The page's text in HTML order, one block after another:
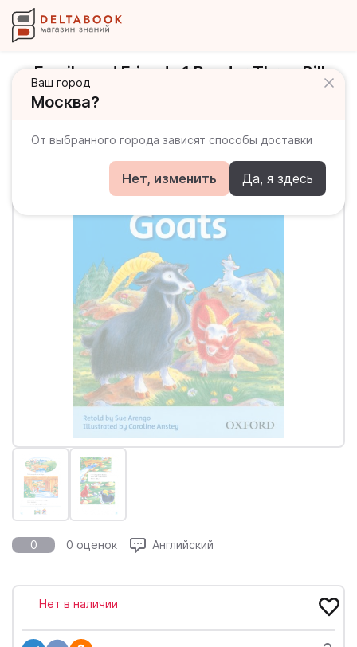
Ваш город
Москва?
От выбранного города зависят способы доставки
Нет, изменить Да, я здесь
Family and Friends 1 Reader Three Billy
Goats Книга для чтения
0 0 оценок Английский
Нет в наличии